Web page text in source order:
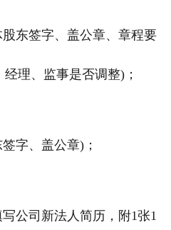
东签字、盖公章、章程要
理、监事是否调整)；
字、盖公章)；
公司新法人简历，附1张1